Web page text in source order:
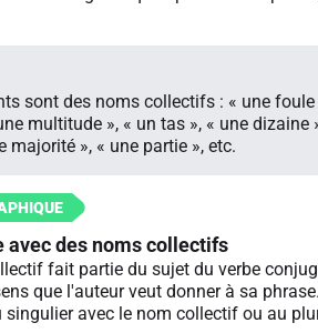
sont des noms collectifs : « une foule
multitude », « un tas », « une dizaine
majorité », « une partie », etc.
avec des noms collectifs
fait partie du sujet du verbe
que l'auteur veut donner à sa
singulier avec le nom collectif ou au